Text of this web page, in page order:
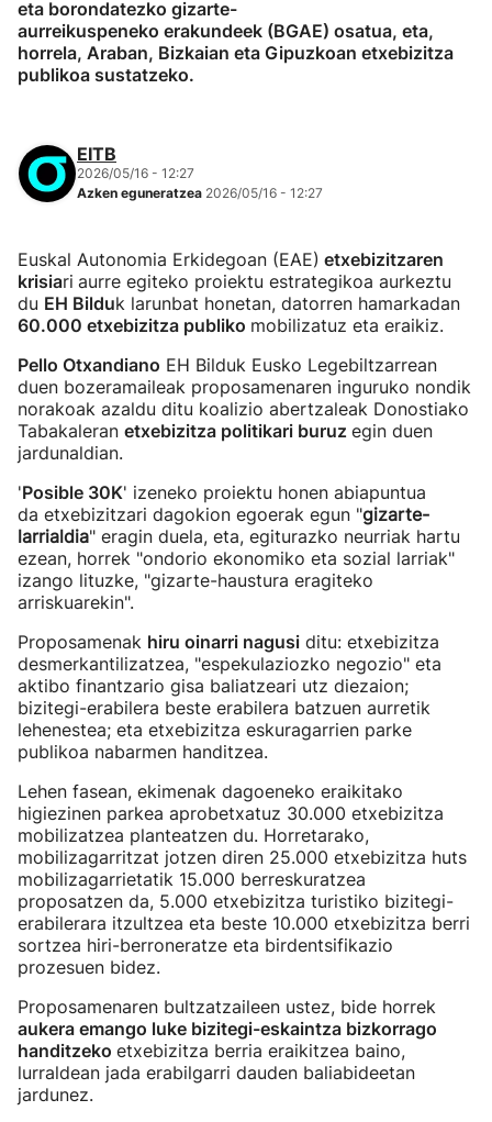
eta borondatezko gizarte-
aurreikuspeneko erakundeek (BGAE) osatua, eta,
horrela, Araban, Bizkaian eta Gipuzkoan etxebizitza
publikoa sustatzeko.
EITB
2026/05/16 - 12:27
Azken eguneratzea 2026/05/16 - 12:27
Euskal Autonomia Erkidegoan (EAE) etxebizitzaren
krisiari aurre egiteko proiektu estrategikoa aurkeztu
du EH Bilduk larunbat honetan, datorren hamarkadan
60.000 etxebizitza publiko mobilizatuz eta eraikiz.
Pello Otxandiano EH Bilduk Eusko Legebiltzarrean
duen bozeramaileak proposamenaren inguruko nondik
norakoak azaldu ditu koalizio abertzaleak Donostiako
Tabakaleran etxebizitza politikari buruz egin duen
jardunaldian.
'Posible 30K' izeneko proiektu honen abiapuntua
da etxebizitzari dagokion egoerak egun "gizarte-
larrialdia" eragin duela, eta, egiturazko neurriak hartu
ezean, horrek "ondorio ekonomiko eta sozial larriak"
izango lituzke, "gizarte-haustura eragiteko
arriskuarekin".
Proposamenak hiru oinarri nagusi ditu: etxebizitza
desmerkantilizatzea, "espekulaziozko negozio" eta
aktibo finantzario gisa baliatzeari utz diezaion;
bizitegi-erabilera beste erabilera batzuen aurretik
lehenestea; eta etxebizitza eskuragarrien parke
publikoa nabarmen handitzea.
Lehen fasean, ekimenak dagoeneko eraikitako
higiezinen parkea aprobetxatuz 30.000 etxebizitza
mobilizatzea planteatzen du. Horretarako,
mobilizagarritzat jotzen diren 25.000 etxebizitza huts
mobilizagarrietatik 15.000 berreskuratzea
proposatzen da, 5.000 etxebizitza turistiko bizitegi-
erabilerara itzultzea eta beste 10.000 etxebizitza berri
sortzea hiri-berroneratze eta birdentsifikazio
prozesuen bidez.
Proposamenaren bultzatzaileen ustez, bide horrek
aukera emango luke bizitegi-eskaintza bizkorrago
handitzeko etxebizitza berria eraikitzea baino,
lurraldean jada erabilgarri dauden baliabideetan
jardunez.